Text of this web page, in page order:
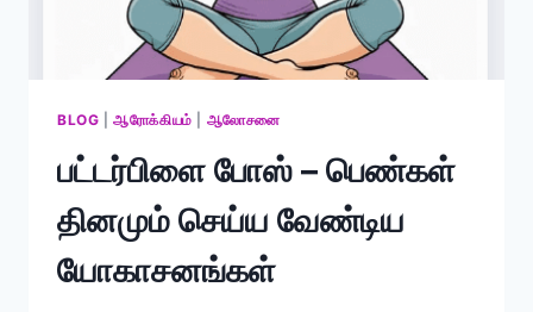
BLOG |ஆரோக்கியம் ஆலோசனை
பட்டர்பிளை போஸ் – பெண்கள்
தினமும் செய்ய வேண்டிய
யோகாசனங்கள்